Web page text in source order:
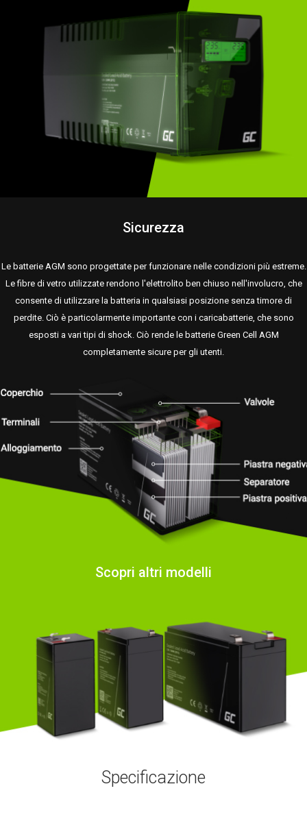
Sicurezza
Le batterie AGM sono progettate per funzionare nelle condizioni più estreme.
Le fibre di vetro utilizzate rendono l'elettrolito ben chiuso nell'involucro, che
consente di utilizzare la batteria in qualsiasi posizione senza timore di
perdite. Ciò è particolarmente importante con i caricabatterie, che sono
esposti a vari tipi di shock. Ciò rende le batterie Green Cell AGM
completamente sicure per gli utenti.
Scopri altri modelli
Specificazione